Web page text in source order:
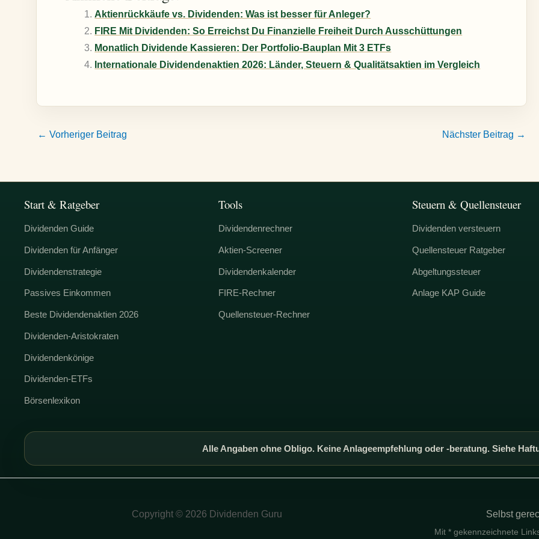
Aktienrückkäufe vs. Dividenden: Was ist besser für Anleger?
FIRE Mit Dividenden: So Erreichst Du Finanzielle Freiheit Durch Ausschüttungen
Monatlich Dividende Kassieren: Der Portfolio-Bauplan Mit 3 ETFs
Internationale Dividendenaktien 2026: Länder, Steuern & Qualitätsaktien im Vergleich
← Vorheriger Beitrag Nächster Beitrag →
Start & Ratgeber
Dividenden Guide
Dividenden für Anfänger
Dividendenstrategie
Passives Einkommen
Beste Dividendenaktien 2026
Dividenden-Aristokraten
Dividendenkönige
Dividenden-ETFs
Börsenlexikon
Tools
Dividendenrechner
Aktien-Screener
Dividendenkalender
FIRE-Rechner
Quellensteuer-Rechner
Steuern & Quellensteuer
Dividenden versteuern
Quellensteuer Ratgeber
Abgeltungssteuer
Anlage KAP Guide
Alle Angaben ohne Obligo. Keine Anlageempfehlung oder -beratung. Siehe
Copyright © 2026 Dividenden Guru Selbst
Mit * gekennzeichnete